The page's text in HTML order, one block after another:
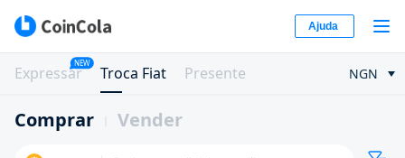
Ajuda
Expressar
NEW
Troca Fiat Presente NGN
Comprar Vender